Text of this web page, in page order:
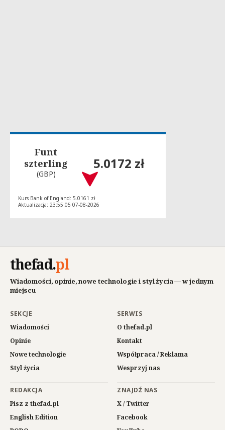
Funt
szterling
(GBP)
5.0172 zł
Kurs Bank of England: 5.0161 zł
Aktualizacja: 23:55:05 07-08-2026
thefad.pl
Wiadomości, opinie, nowe technologie i styl życia — w jednym
miejscu
SEKCJE
Wiadomości
Opinie
Nowe technologie
Styl życia
SERWIS
O thefad.pl
Kontakt
Współpraca / Reklama
Wesprzyj nas
REDAKCJA
Pisz z thefad.pl
English Edition
ZNAJDŹ NAS
X / Twitter
Facebook